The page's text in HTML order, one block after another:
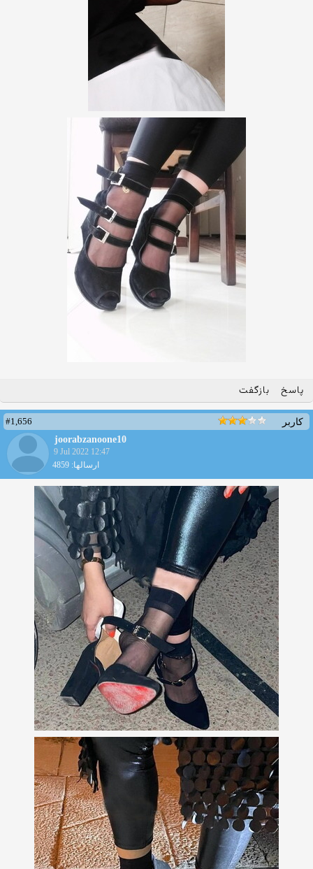
پاسخ بازگفت
کاربر
#1,656
joorabzanoone10
9 Jul 2022 12:47
ارسالها: 4859